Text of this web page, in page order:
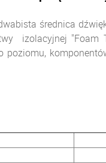
średnica
izolacyjnej "Foam
poziomu,